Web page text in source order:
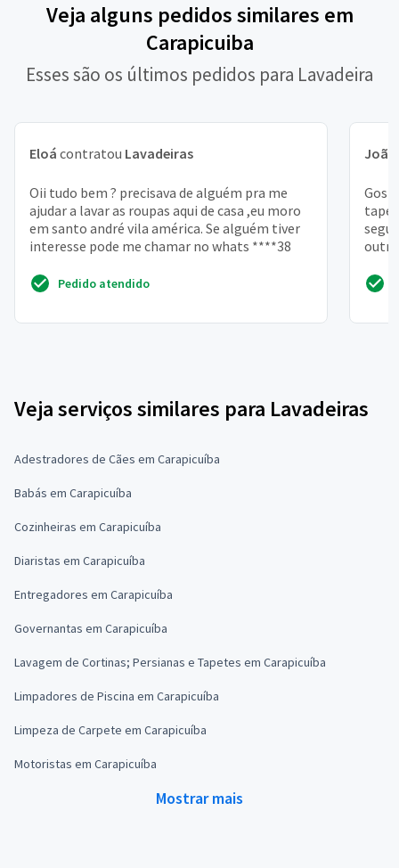
Veja alguns pedidos similares em
Carapicuiba
Esses são os últimos pedidos para Lavadeira
Eloá contratou Lavadeiras
Oii tudo bem ? precisava de alguém pra me
ajudar a lavar as roupas aqui de casa ,eu moro
em santo andré vila américa. Se alguém tiver
interesse pode me chamar no whats ****38
Pedido atendido
outro
Veja serviços similares para Lavadeiras
Adestradores de Cães em Carapicuíba
Babás em Carapicuíba
Cozinheiras em Carapicuíba
Diaristas em Carapicuíba
Entregadores em Carapicuíba
Governantas em Carapicuíba
Lavagem de Cortinas; Persianas e Tapetes em Carapicuíba
Limpadores de Piscina em Carapicuíba
Limpeza de Carpete em Carapicuíba
Motoristas em Carapicuíba
Mostrar mais